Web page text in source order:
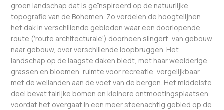
groen landschap dat is geïnspireerd op de natuurlijke
topografie van de Bohemen. Zo verdelen de hoogtelijnen
het dak in verschillende gebieden waar een doorlopende
route (‘route architecturale’) doorheen slingert, van gebouw
naar gebouw, over verschillende loopbruggen. Het
landschap op de laagste daken biedt, met haar weelderige
grassen en bloemen, ruimte voor recreatie, vergelijkbaar
met de weilanden aan de voet van de bergen. Het middelste
deel bevat talrijke bomen en kleinere ontmoetingsplaatsen
voordat het overgaat in een meer steenachtig gebied op de